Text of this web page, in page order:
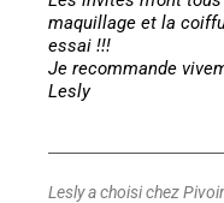
maquillage et la
essai !!!
Je recommande
Lesly
Lesly a choisi chez